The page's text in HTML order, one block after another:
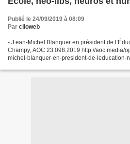
Publié le 24/09/2019 à 08:09
Par clioweb
- J ean-Michel Blanquer en président de
Champy, AOC 23.098.2019 http://aoc.media/
michel-blanquer-en-president-de-leducation-